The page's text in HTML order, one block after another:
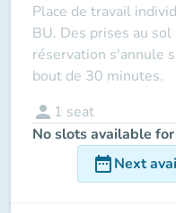
Place de travail
BU. Des prises au
réservation s'annule
bout de 30 minutes.
person 1 seat
No slots available
date_rangeNext